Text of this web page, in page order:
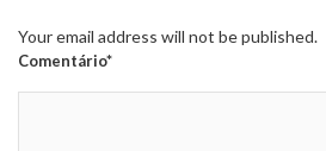
Your email address will not be published.
Comentário*